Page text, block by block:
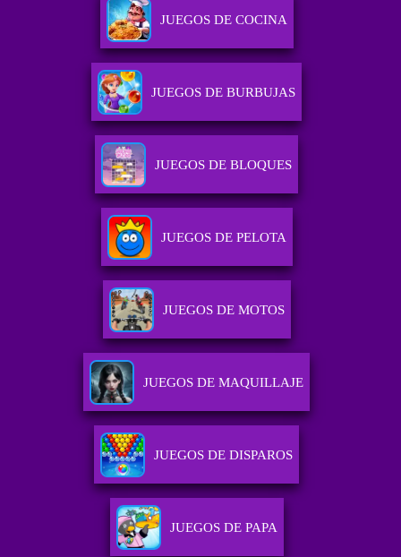
JUEGOS DE COCINA
JUEGOS DE BURBUJAS
JUEGOS DE BLOQUES
JUEGOS DE PELOTA
JUEGOS DE MOTOS
JUEGOS DE MAQUILLAJE
JUEGOS DE DISPAROS
JUEGOS DE PAPA